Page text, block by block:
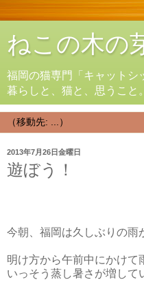
ねこの木の
福岡の猫専門「キャット
暮らしと、猫と、思うこと。
2013年7月26日金曜日
遊ぼう！
今朝、福岡は久しぶりの雨
明け方から午前中にかけて
いっそう蒸し暑さが増して